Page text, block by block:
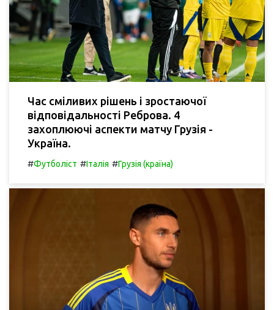
Час сміливих рішень і зростаючої
відповідальності Реброва. 4
захоплюючі аспекти матчу Грузія -
Україна.
#Футболіст #Італія #Грузія (країна)